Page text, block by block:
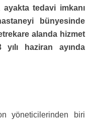
tedavi imkanı
bünyesinde
alanda hizmet
haziran ayında
yöneticilerinden biri